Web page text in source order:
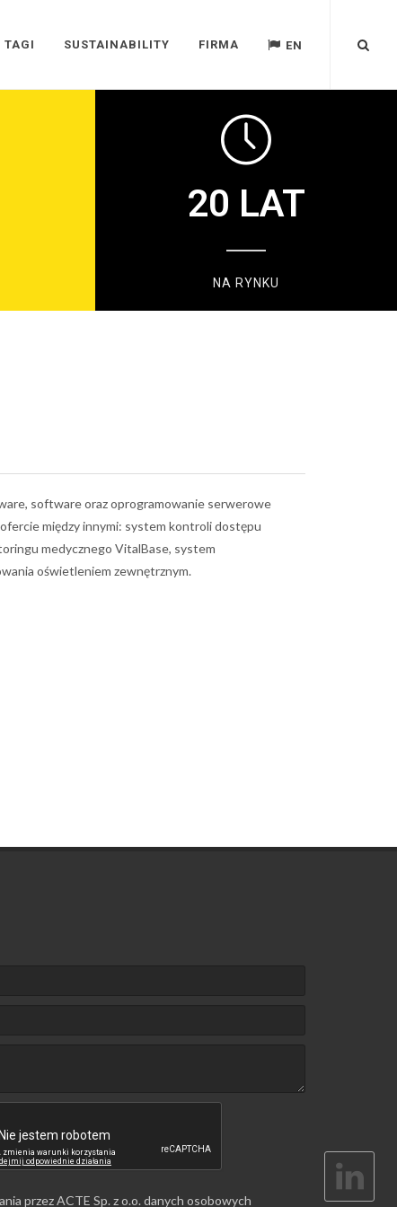
TAGI SUSTAINABILITY FIRMA EN
20 LAT
NA RYNKU
software oraz oprogramowanie serwerowe
między innymi: system kontroli dostępu
medycznego VitalBase, system
oświetleniem zewnętrznym.
przez ACTE Sp. z o.o. danych osobowych